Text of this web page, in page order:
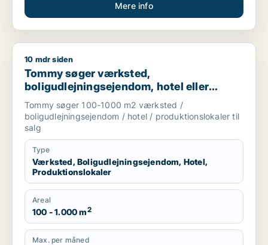
Mere info
Tommy søger værksted, boligudlejningsejendom, hotel
10 mdr siden
Tommy søger værksted,
boligudlejningsejendom, hotel eller
produktionslokaler til salg i
Trekantsområdet
Tommy søger 100-1000 m2 værksted /
boligudlejningsejendom / hotel / produktionslokaler til
salg
Type
Værksted, Boligudlejningsejendom, Hotel,
Produktionslokaler
Areal
100 - 1.000 m2
Max. per måned